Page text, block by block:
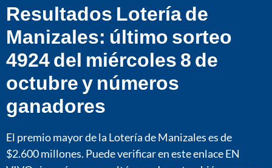
Resultados Lotería de
Manizales: último sorteo
4924 del miércoles 8 de
octubre y números
ganadores
El premio mayor de la Lotería de Manizales es de
$2.600 millones. Puede verificar en este enlace EN